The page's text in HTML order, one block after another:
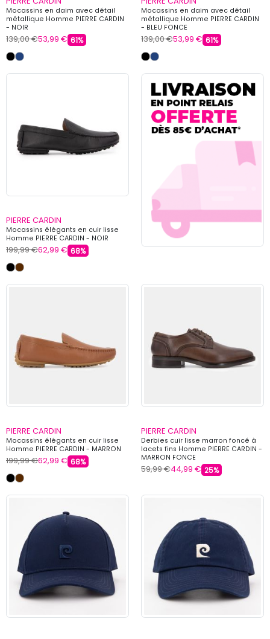
Mocassins en daim avec détail
métallique Homme PIERRE CARDIN
- NOIR
139,00 €53,99 € 61%
Mocassins en daim avec détail
métallique Homme PIERRE CARDIN
- BLEU FONCE
139,00 €53,99 € 61%
PIERRE CARDIN
Mocassins élégants en cuir lisse
Homme PIERRE CARDIN - NOIR
199,99 €62,99 € 68%
PIERRE CARDIN
Mocassins élégants en cuir lisse
Homme PIERRE CARDIN - MARRON
199,99 €62,99 € 68%
PIERRE CARDIN
Derbies cuir lisse marron foncé à
lacets fins Homme PIERRE CARDIN -
MARRON FONCE
59,99 €44,99 € 25%